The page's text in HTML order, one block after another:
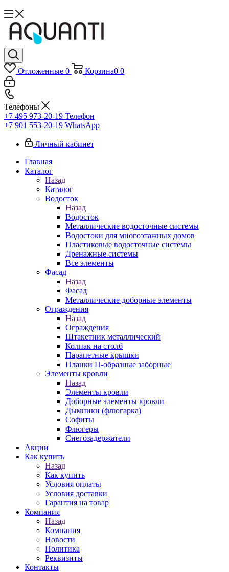
Отложенные 0 Корзина0 0
Телефоны
+7 495 973-20-19 Телефон
+7 901 553-20-19 WhatsApp
Личный кабинет
Главная
Каталог
Назад
Каталог
Водосток
Назад
Водосток
Металлические водосточные системы
Водостоки для многоэтажных домов
Пластиковые водосточные системы
Дренажные системы
Все элементы
Фасад
Назад
Фасад
Металлические доборные элементы
Ограждения
Назад
Ограждения
Штакетник металлический
Колпак на столб
Парапетные крышки
Планки П-образные заборные
Элементы кровли
Назад
Элементы кровли
Доборные элементы кровли
Дымники (флюгарка)
Софиты
Флюгеры
Снегозадержатели
Акции
Как купить
Назад
Как купить
Условия оплаты
Условия доставки
Гарантия на товар
Компания
Назад
Компания
Новости
Политика
Реквизиты
Контакты